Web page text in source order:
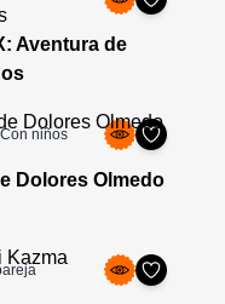
Aventura de
Con niños
Dolores Olmedo